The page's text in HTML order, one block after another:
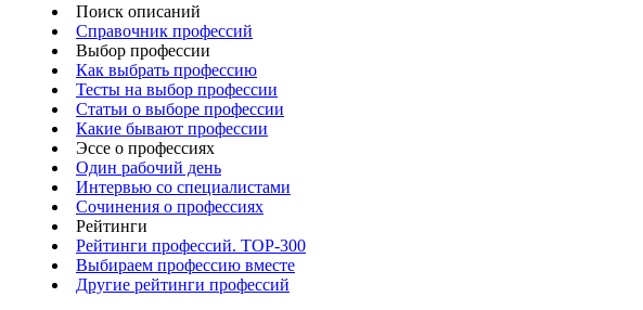
Поиск описаний
Справочник профессий
Выбор профессии
Как выбрать профессию
Тесты на выбор профессии
Статьи о выборе профессии
Какие бывают профессии
Эссе о профессиях
Один рабочий день
Интервью со специалистами
Сочинения о профессиях
Рейтинги
Рейтинги профессий. TOP-300
Выбираем профессию вместе
Другие рейтинги профессий